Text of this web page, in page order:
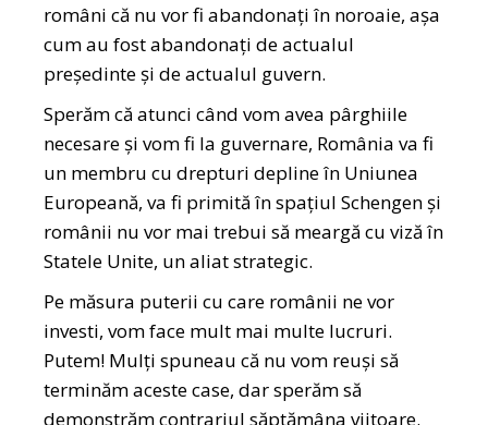
români că nu vor fi abandonați în noroaie, așa
cum au fost abandonați de actualul
președinte și de actualul guvern.
Sperăm că atunci când vom avea pârghiile
necesare și vom fi la guvernare, România va fi
un membru cu drepturi depline în Uniunea
Europeană, va fi primită în spațiul Schengen și
românii nu vor mai trebui să meargă cu viză în
Statele Unite, un aliat strategic.
Pe măsura puterii cu care românii ne vor
investi, vom face mult mai multe lucruri.
Putem! Mulți spuneau că nu vom reuși să
terminăm aceste case, dar sperăm să
demonstrăm contrariul săptămâna viitoare.